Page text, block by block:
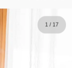
1/ 17